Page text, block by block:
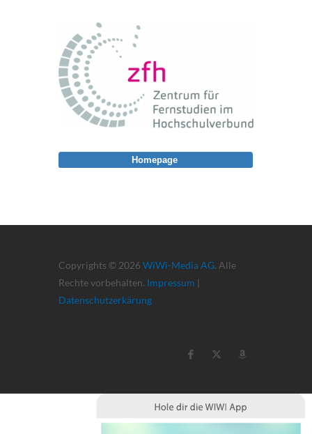
Copyrights © 2026 WiWi-Media AG. Alle
Rechte vorbehalten. Impressum |
Datenschutzerkärung
Homepage